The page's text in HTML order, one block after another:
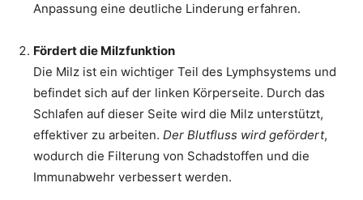
Anpassung eine deutliche Linderung erfahren.
Fördert die Milzfunktion
Die Milz ist ein wichtiger Teil des Lymphsystems und
befindet sich auf der linken Körperseite. Durch das
Schlafen auf dieser Seite wird die Milz unterstützt,
effektiver zu arbeiten. Der Blutfluss wird gefördert,
wodurch die Filterung von Schadstoffen und die
Immunabwehr verbessert werden.